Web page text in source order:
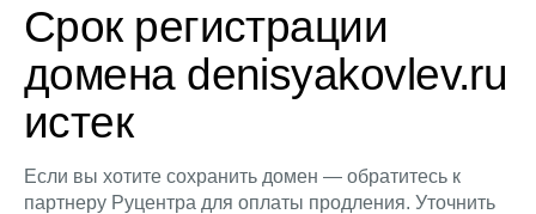
Срок регистрации
домена denisyakovlev.ru
истек
Если вы хотите сохранить домен — обратитесь к
партнеру Руцентра для оплаты продления. Уточнить